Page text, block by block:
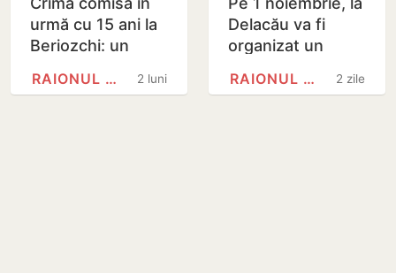
urmă cu 15 ani la
Beriozchi: un
condamnat la 20
2 luni
RAIONUL ANENII NOI
Delacău va fi
organizat un
privind
2 zile
RAIONUL ANENII NOI